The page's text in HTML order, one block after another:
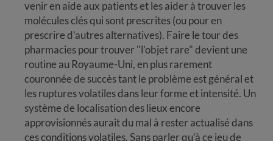
venir en aide aux patients et les aider à trouver les
molécules clés qui sont prescrites (ou pour en
prescrire d’autres alternatives). Faire le tour des
pharmacies pour trouver "l’objet rare" devient une
routine au Royaume-Uni, en plus rarement
couronnée de succès tant le problème est général et
les ruptures volatiles dans leur forme et intensité. Un
système de localisation des lieux encore
approvisionnés aurait du mal à rester actualisé dans
ces conditions volatiles. Sans parler qu’à ce jeu de